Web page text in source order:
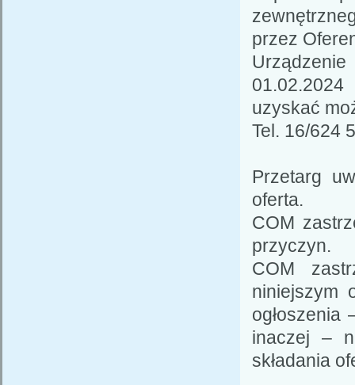
przez
uzyskać
Tel. 16/624
Przetarg
oferta.
COM
przyczyn.
COM
niniejszym
ogłoszenia
inaczej –
składania